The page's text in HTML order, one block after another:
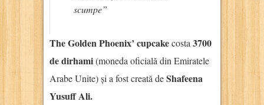
scumpe”
The Golden Phoenix’ cupcakecosta 3700
de dirhami(moneda oficială din Emiratele
Arabe Unite) și a fost creată deShafeena
Yusuff Ali.